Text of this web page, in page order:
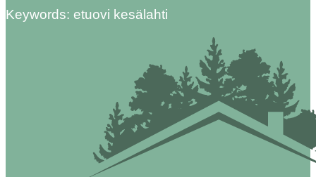
Keywords: etuovi kesälahti